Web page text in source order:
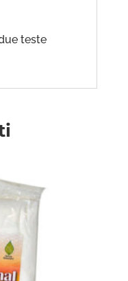
teste